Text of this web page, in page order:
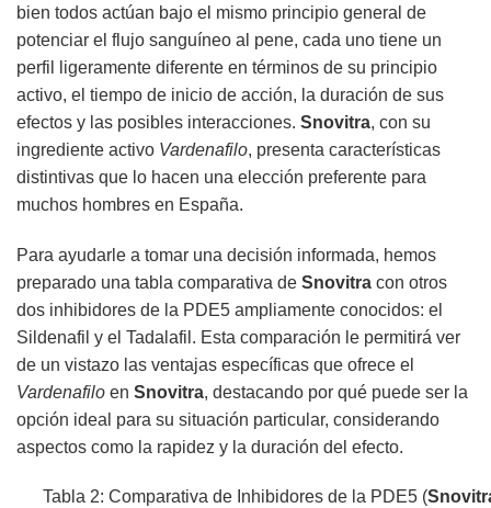
bien todos actúan bajo el mismo principio general de
potenciar el flujo sanguíneo al pene, cada uno tiene un
perfil ligeramente diferente en términos de su principio
activo, el tiempo de inicio de acción, la duración de sus
efectos y las posibles interacciones. Snovitra, con su
ingrediente activo Vardenafilo, presenta características
distintivas que lo hacen una elección preferente para
muchos hombres en España.
Para ayudarle a tomar una decisión informada, hemos
preparado una tabla comparativa de Snovitra con otros
dos inhibidores de la PDE5 ampliamente conocidos: el
Sildenafil y el Tadalafil. Esta comparación le permitirá ver
de un vistazo las ventajas específicas que ofrece el
Vardenafilo en Snovitra, destacando por qué puede ser la
opción ideal para su situación particular, considerando
aspectos como la rapidez y la duración del efecto.
Tabla 2: Comparativa de Inhibidores de la PDE5 (